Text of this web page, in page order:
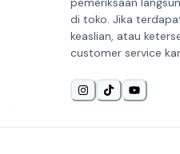
di toko. Jika
keaslian, atau
customer service